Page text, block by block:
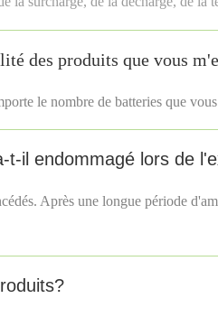
des produits que vous
le nombre de batteries que
il endommagé lors de
Après une longue période